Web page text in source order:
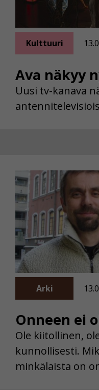
Ava näkyy
Kulttuuri
Uusi tv-kanava
Onneen ei
Arki
Ole kiitollinen,
kunnollisesti.
minkälaista on